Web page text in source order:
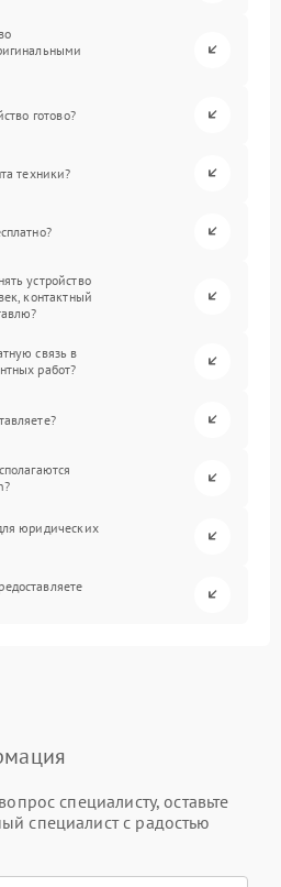
готово?
техники?
устройство
контактный
связь в
работ?
юридических
специалисту, оставьте
специалист с радостью